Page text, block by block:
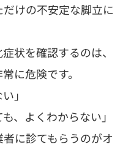
けの不安定な脚立に
状を確認するのは、
に危険です。
」
、よくわからない」
に診てもらうのがオ